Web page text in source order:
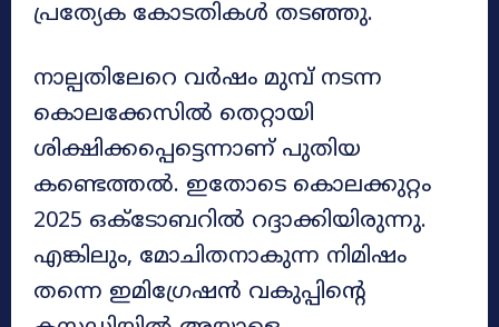
പ്രത്യേക കോടതികൾ തടഞ്ഞു.
നാല്പതിലേറെ വർഷം മുമ്പ് നടന്ന
കൊലക്കേസിൽ തെറ്റായി
ശിക്ഷിക്കപ്പെട്ടെന്നാണ് പുതിയ
കണ്ടെത്തൽ. ഇതോടെ കൊലക്കുറ്റം
2025 ഒക്ടോബറിൽ റദ്ദാക്കിയിരുന്നു.
എങ്കിലും, മോചിതനാകുന്ന നിമിഷം
തന്നെ ഇമിഗ്രേഷൻ വകുപ്പിന്റെ